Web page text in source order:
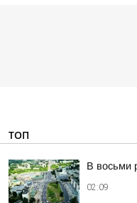
ТОП
В восьми
02:09